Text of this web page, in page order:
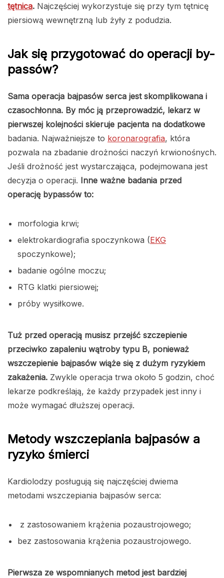
tętnica. Najczęściej wykorzystuje się przy tym tętnicę
piersiową wewnętrzną lub żyły z podudzia.
Jak się przygotować do operacji by-
passów?
Sama operacja bajpasów serca jest skomplikowana i
czasochłonna. By móc ją przeprowadzić, lekarz w
pierwszej kolejności skieruje pacjenta na dodatkowe
badania. Najważniejsze to koronarografia, która
pozwala na zbadanie drożności naczyń krwionośnych.
Jeśli drożność jest wystarczająca, podejmowana jest
decyzja o operacji. Inne ważne badania przed
operację bypassów to:
morfologia krwi;
elektrokardiografia spoczynkowa (EKG
spoczynkowe);
badanie ogólne moczu;
RTG klatki piersiowej;
próby wysiłkowe.
Tuż przed operacją musisz przejść szczepienie
przeciwko zapaleniu wątroby typu B, ponieważ
wszczepienie bajpasów wiąże się z dużym ryzykiem
zakażenia. Zwykle operacja trwa około 5 godzin, choć
lekarze podkreślają, że każdy przypadek jest inny i
może wymagać dłuższej operacji.
Metody wszczepiania bajpasów a
ryzyko śmierci
Kardiolodzy posługują się najczęściej dwiema
metodami wszczepiania bajpasów serca:
z zastosowaniem krążenia pozaustrojowego;
bez zastosowania krążenia pozaustrojowego.
Pierwsza ze wspomnianych metod jest bardziej